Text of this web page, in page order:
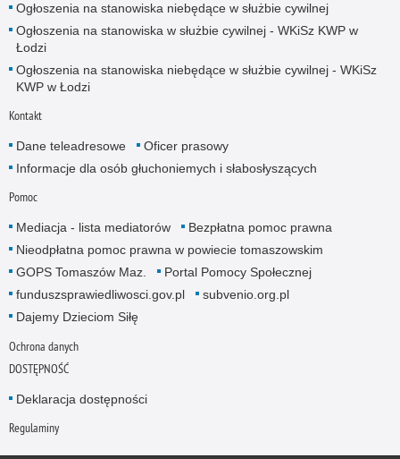
Ogłoszenia na stanowiska niebędące w służbie cywilnej
Ogłoszenia na stanowiska w służbie cywilnej - WKiSz KWP w
Łodzi
Ogłoszenia na stanowiska niebędące w służbie cywilnej - WKiSz
KWP w Łodzi
Kontakt
Dane teleadresowe
Oficer prasowy
Informacje dla osób głuchoniemych i słabosłyszących
Pomoc
Mediacja - lista mediatorów
Bezpłatna pomoc prawna
Nieodpłatna pomoc prawna w powiecie tomaszowskim
GOPS Tomaszów Maz.
Portal Pomocy Społecznej
funduszsprawiedliwosci.gov.pl
subvenio.org.pl
Dajemy Dzieciom Siłę
Ochrona danych
DOSTĘPNOŚĆ
Deklaracja dostępności
Regulaminy